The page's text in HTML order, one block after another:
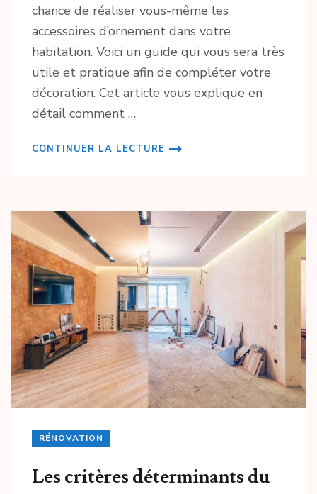
chance de réaliser vous-même les
accessoires d’ornement dans votre
habitation. Voici un guide qui vous sera très
utile et pratique afin de compléter votre
décoration. Cet article vous explique en
détail comment …
CONTINUER LA LECTURE
RÉNOVATION
Les critères déterminants du